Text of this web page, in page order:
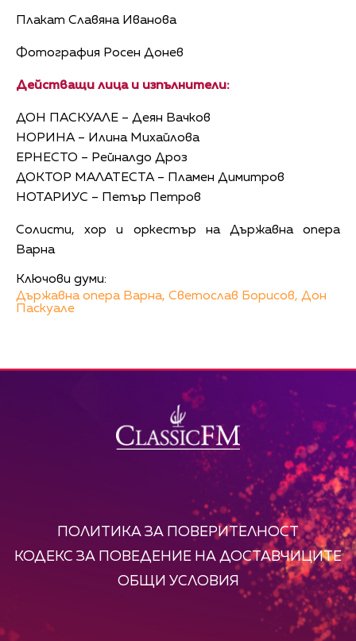
Плакат Славяна Иванова
Фотография Росен Донев
Действащи лица и изпълнители:
ДОН ПАСКУАЛЕ – Деян Вачков
НОРИНА – Илина Михайлова
ЕРНЕСТО – Рейналдо Дроз
ДОКТОР МАЛАТЕСТА – Пламен Димитров
НОТАРИУС – Петър Петров
Солисти, хор и оркестър на Държавна опера
Варна
Ключови думи:
Държавна опера Варна, Светослав Борисов, Дон
Паскуале
ПОЛИТИКА ЗА ПОВЕРИТЕЛНОСТ
КОДЕКС ЗА ПОВЕДЕНИЕ НА ДОСТАВЧИЦИТЕ
ОБЩИ УСЛОВИЯ